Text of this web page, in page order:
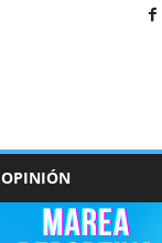
OPINIÓN